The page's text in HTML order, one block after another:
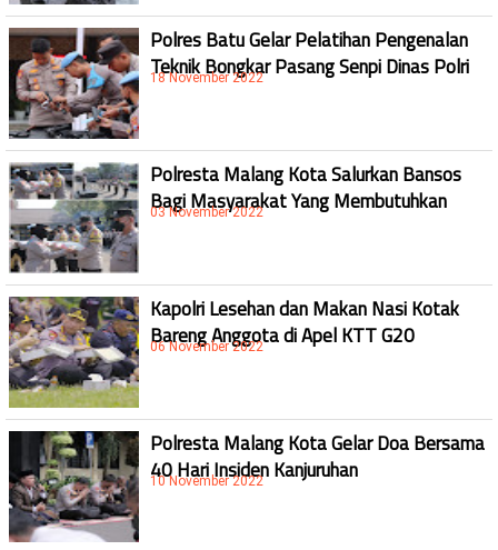
Polres Batu Gelar Pelatihan Pengenalan
Teknik Bongkar Pasang Senpi Dinas Polri
18 November 2022
Polresta Malang Kota Salurkan Bansos
Bagi Masyarakat Yang Membutuhkan
03 November 2022
Kapolri Lesehan dan Makan Nasi Kotak
Bareng Anggota di Apel KTT G20
06 November 2022
Polresta Malang Kota Gelar Doa Bersama
40 Hari Insiden Kanjuruhan
10 November 2022